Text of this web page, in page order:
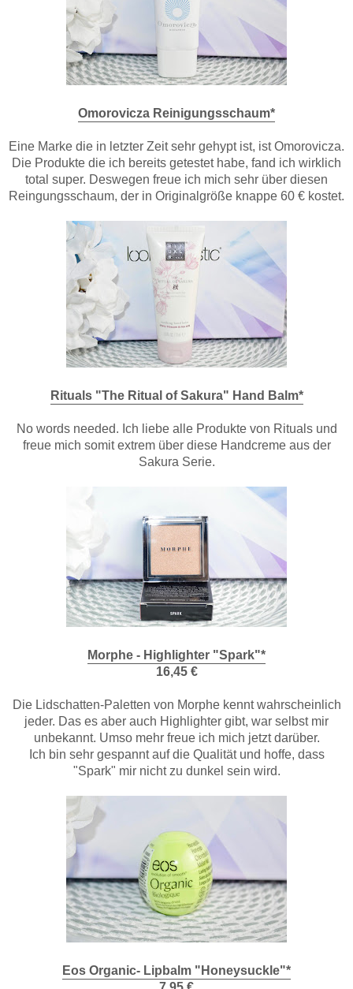
Omorovicza Reinigungsschaum*
Eine Marke die in letzter Zeit sehr gehypt ist, ist Omorovicza.
Die Produkte die ich bereits getestet habe, fand ich wirklich
total super. Deswegen freue ich mich sehr über diesen
Reingungsschaum, der in Originalgröße knappe 60 € kostet.
Rituals "The Ritual of Sakura" Hand Balm*
No words needed. Ich liebe alle Produkte von Rituals und
freue mich somit extrem über diese Handcreme aus der
Sakura Serie.
Morphe - Highlighter "Spark"*
16,45 €
Die Lidschatten-Paletten von Morphe kennt wahrscheinlich
jeder. Das es aber auch Highlighter gibt, war selbst mir
unbekannt. Umso mehr freue ich mich jetzt darüber.
Ich bin sehr gespannt auf die Qualität und hoffe, dass
"Spark" mir nicht zu dunkel sein wird.
Eos Organic- Lipbalm "Honeysuckle"*